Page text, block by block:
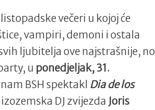
večeri u kojoj će
vampiri, demoni i ostala
ljubitelja ove najstrašnije, no
u ponedjeljak, 31.
BSH spektakl Dia de los
DJ zvijezda Joris